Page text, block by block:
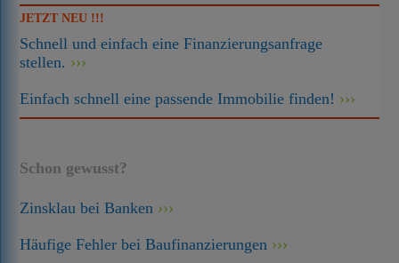
JETZT NEU !!!
Schnell und einfach eine Finanzierungsanfrage
stellen.
Einfach schnell eine passende Immobilie finden!
Schon gewusst?
Zinsklau bei Banken
Häufige Fehler bei Baufinanzierungen